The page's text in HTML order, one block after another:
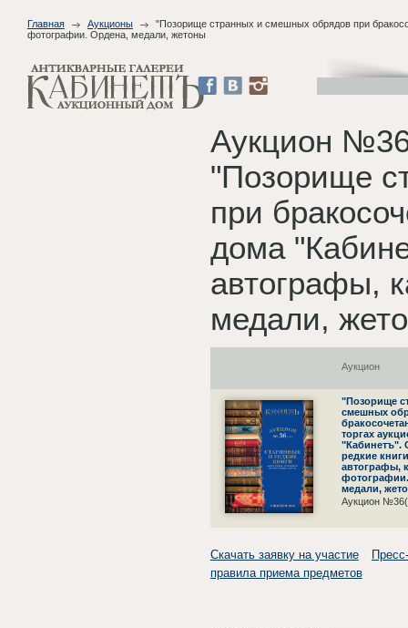
Главная Аукционы
"Позорище странных и смешных обрядов при
фотографии. Ордена, медали, жетоны
Аукцион
"Позорище
при
дома
автографы,
медали,
Аукцион
"Позорище
смешных
торгах
"Кабинетъ".
редкие
автографы,
медали,
Аукцион
Скачать заявку на участие
правила приема предметов